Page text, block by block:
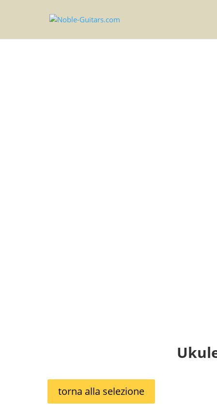
torna alla selezione